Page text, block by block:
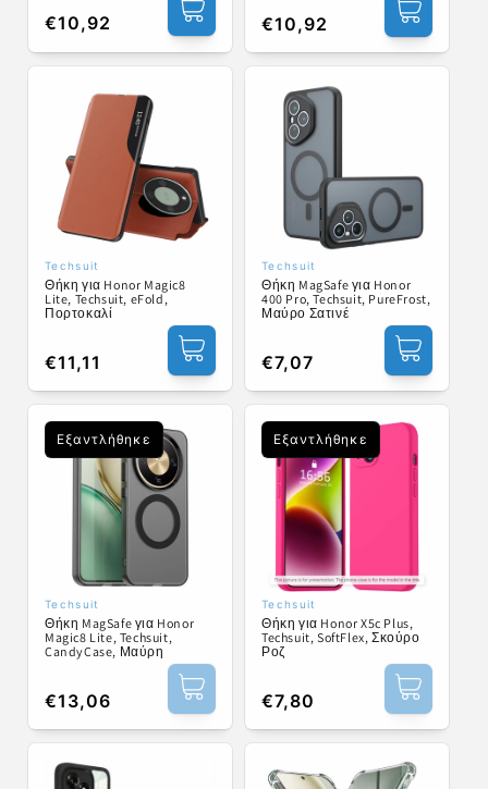
Κανονική
τιμή
€10,92
Κανονική
τιμή
€10,92
Προμηθευτής:
Techsuit
Θήκη για Honor Magic8
Lite, Techsuit, eFold,
Πορτοκαλί
Κανονική
τιμή
€11,11
Προμηθευτής:
Techsuit
Θήκη MagSafe για Honor
400 Pro, Techsuit, PureFrost,
Μαύρο Σατινέ
Κανονική
τιμή
€7,07
Εξαντλήθηκε
Προμηθευτής:
Techsuit
Θήκη MagSafe για Honor
Magic8 Lite, Techsuit,
CandyCase, Μαύρη
Κανονική
τιμή
€13,06
Εξαντλήθηκε
Προμηθευτής:
Techsuit
Θήκη για Honor X5c Plus,
Techsuit, SoftFlex, Σκούρο
Ροζ
Κανονική
τιμή
€7,80